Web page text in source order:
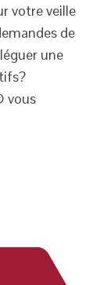
votre veille
de
une
vous